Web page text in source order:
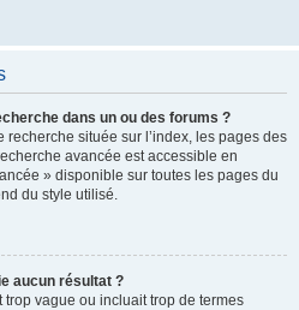
dans un ou des forums ?
située sur l’index, les pages des
avancée est accessible en
» disponible sur toutes les pages du
du style utilisé.
aucun résultat ?
vague ou incluait trop de termes